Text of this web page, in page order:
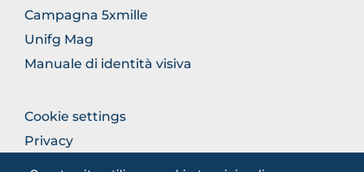
Campagna 5xmille
Unifg Mag
Manuale di identità visiva
FOOTER
COLONNA
DESTRA
Cookie settings
Privacy